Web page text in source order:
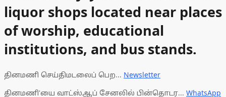
liquor shops located near places
of worship, educational
institutions, and bus stands.
தினமணி செய்திமடலைப் பெற... Newsletter
தினமணி'யை வாட்ஸ்ஆப் சேனலில் பின்தொடர... WhatsApp